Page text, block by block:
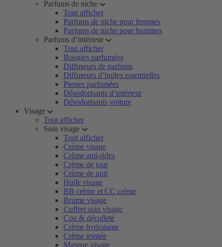
Parfums de niche
Tout afficher
Parfums de niche pour femmes
Parfums de niche pour hommes
Parfums d’intérieur
Tout afficher
Bougies parfumées
Diffuseurs de parfums
Diffuseurs d’huiles essentielles
Pierres parfumées
Désodorisants d’intérieur
Désodorisants voiture
Visage
Tout afficher
Soin visage
Tout afficher
Crème visage
Crème anti-rides
Crème de jour
Crème de nuit
Huile visage
BB crème et CC crème
Brume visage
Coffret soin visage
Cou & décolleté
Crème hydratante
Crème teintée
Masque visage